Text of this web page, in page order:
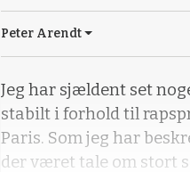
Peter Arendt
Jeg har sjældent set
stabilt i forhold til
Paris. Som jeg har
der været tale om stort